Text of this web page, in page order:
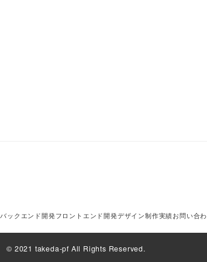
バックエンド開発フロントエンド開発デザイン制作実績お問い合
© 2021 takeda-pf All Rights Reserved.